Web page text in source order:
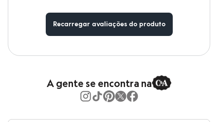
Camisetas e Regatas
Casacos e Jaquetas
Jeans
Bolsas e Mochilas
Chapéus e Bonés
Óculos
Recarregar avaliações do produto
A gente se encontra na